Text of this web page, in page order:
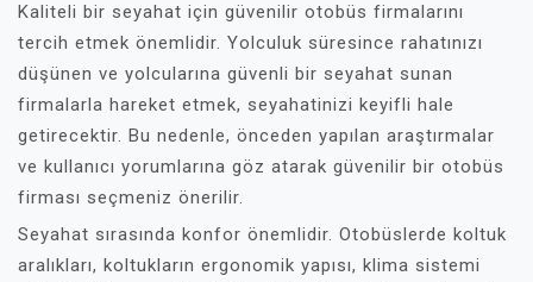
Kaliteli bir seyahat için güvenilir otobüs firmalarını
tercih etmek önemlidir. Yolculuk süresince rahatınızı
düşünen ve yolcularına güvenli bir seyahat sunan
firmalarla hareket etmek, seyahatinizi keyifli hale
getirecektir. Bu nedenle, önceden yapılan araştırmalar
ve kullanıcı yorumlarına göz atarak güvenilir bir otobüs
firması seçmeniz önerilir.
Seyahat sırasında konfor önemlidir. Otobüslerde koltuk
aralıkları, koltukların ergonomik yapısı, klima sistemi